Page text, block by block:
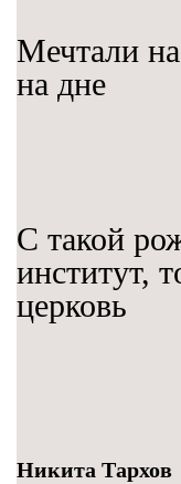
Мечтали
на дне
С такой
институт,
церковь
Никита Тархов